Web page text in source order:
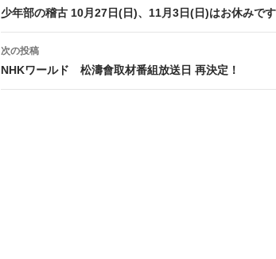
稿
ナ
ビ
少年部の稽古 10月27日(日)、11月3日(日)はお休みです
次の投稿
NHKワールド 松濤會取材番組放送日 再決定！